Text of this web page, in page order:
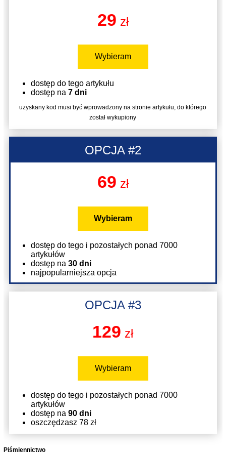
29 zł
Wybieram
dostęp do tego artykułu
dostęp na 7 dni
uzyskany kod musi być wprowadzony na stronie artykułu, do którego
został wykupiony
OPCJA #2
69 zł
Wybieram
dostęp do tego i pozostałych ponad 7000
artykułów
dostęp na 30 dni
najpopularniejsza opcja
OPCJA #3
129 zł
Wybieram
dostęp do tego i pozostałych ponad 7000
artykułów
dostęp na 90 dni
oszczędzasz 78 zł
Piśmiennictwo